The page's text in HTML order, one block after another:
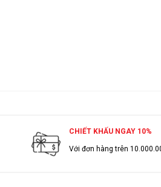
CHIẾT KHẤU NGAY 10%
Với đơn hàng trên